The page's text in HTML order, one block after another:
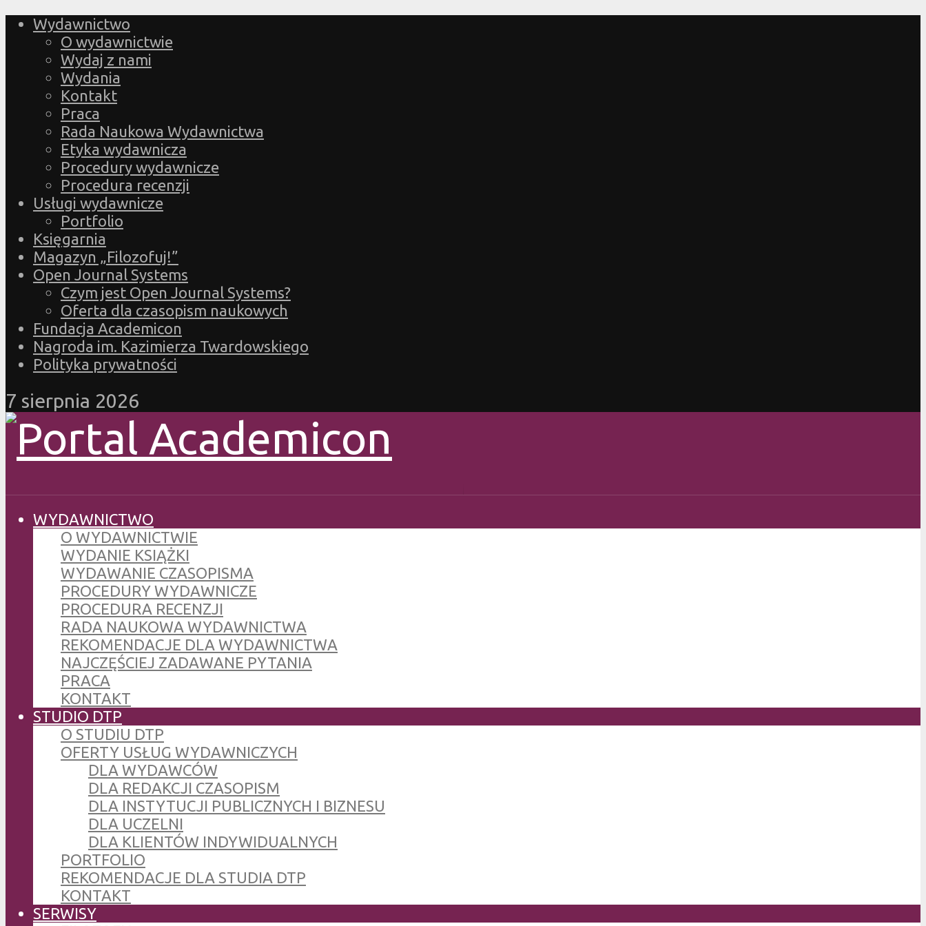
Wydawnictwo
O wydawnictwie
Wydaj z nami
Wydania
Kontakt
Praca
Rada Naukowa Wydawnictwa
Etyka wydawnicza
Procedury wydawnicze
Procedura recenzji
Usługi wydawnicze
Portfolio
Księgarnia
Magazyn „Filozofuj!”
Open Journal Systems
Czym jest Open Journal Systems?
Oferta dla czasopism naukowych
Fundacja Academicon
Nagroda im. Kazimierza Twardowskiego
Polityka prywatności
7 sierpnia 2026
WYDAWNICTWO
O WYDAWNICTWIE
WYDANIE KSIĄŻKI
WYDAWANIE CZASOPISMA
PROCEDURY WYDAWNICZE
PROCEDURA RECENZJI
RADA NAUKOWA WYDAWNICTWA
REKOMENDACJE DLA WYDAWNICTWA
NAJCZĘŚCIEJ ZADAWANE PYTANIA
PRACA
KONTAKT
STUDIO DTP
O STUDIU DTP
OFERTY USŁUG WYDAWNICZYCH
DLA WYDAWCÓW
DLA REDAKCJI CZASOPISM
DLA INSTYTUCJI PUBLICZNYCH I BIZNESU
DLA UCZELNI
DLA KLIENTÓW INDYWIDUALNYCH
PORTFOLIO
REKOMENDACJE DLA STUDIA DTP
KONTAKT
SERWISY